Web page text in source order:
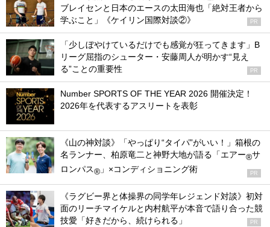
ブレイセンと日本のエースの太田海也「絶対王者から
学ぶこと」《ケイリン国際対談②》
PR
「少しぼやけているだけでも感覚が狂ってきます」B
リーグ屈指のシューター・安藤周人が明かす“見え
る”ことの重要性
PR
Number SPORTS OF THE YEAR 2026 開催決定！
2026年を代表するアスリートを表彰
《山の神対談》「やっぱり“タイパ”がいい！」箱根の
名ランナー、柏原竜二と神野大地が語る「エアー®サ
ロンパス® 」×コンディショニング術 PR
《ラグビー界と体操界の同学年レジェンド対談》初対
面のリーチマイケルと内村航平が本音で語り合った競
技愛「好きだから、続けられる」
PR